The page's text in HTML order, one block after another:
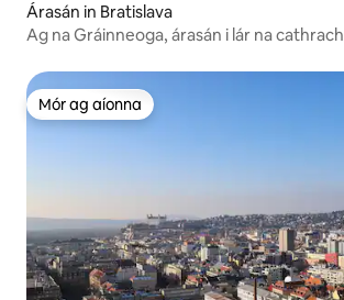
Árasán in Bratislava
Ag na Gráinneoga, árasán i lár na cathrach
Mór ag aíonna
Mór ag aíonna